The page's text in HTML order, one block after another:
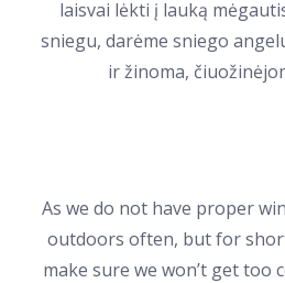
laisvai lėkti į lauką
sniegu, darėme sniego
ir žinoma,
As we do not have proper
outdoors often, but for
make sure we won’t get too